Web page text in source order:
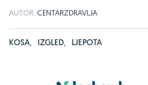
AUTOR: CENTARZDRAVLJA
KOSA, IZGLED, LJEPOTA